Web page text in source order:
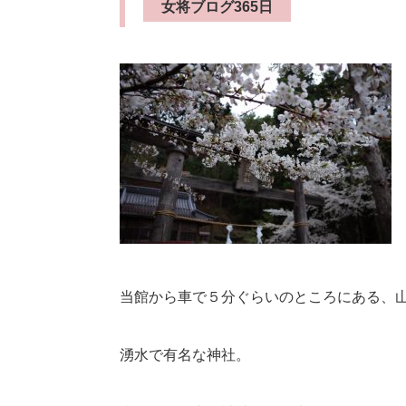
女将ブログ365日
当館から車で５分ぐらいのところにある、
湧水で有名な神社。